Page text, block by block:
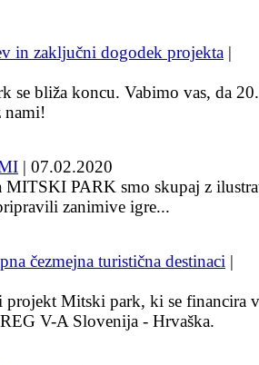
in zaključni dogodek projekta |
se bliža koncu. Vabimo vas, da
nami!
| 07.02.2020
PARK smo skupaj z
zanimive igre...
čezmejna turistična destinaci |
projekt Mitski park, ki se financira
V-A Slovenija - Hrvaška.